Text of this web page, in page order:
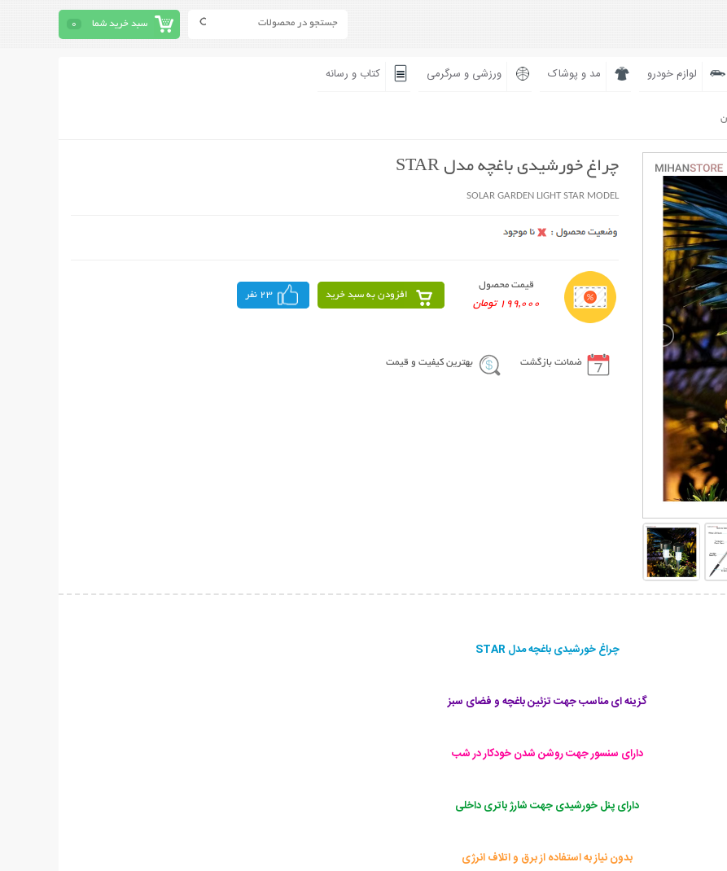
سبد خرید شما 0
لوازم خودرو مد و پوشاک ورزشی و سرگرمی کتاب و رسانه
چراغ خورشیدی باغچه مدل STAR
SOLAR GARDEN LIGHT STAR MODEL
قیمت محصول
199,000 تومان
افزودن به سبد خرید 23 نفر
ضمانت بازگشت بهترین کیفیت و قیمت
چراغ خورشیدی باغچه مدل STAR
گزینه ای مناسب جهت تزئین باغچه و فضای سبز
دارای سنسور جهت روشن شدن خودکار در شب
دارای پنل خورشیدی جهت شارژ باتری داخلی
بدون نیاز به استفاده از برق و اتلاف انرژی